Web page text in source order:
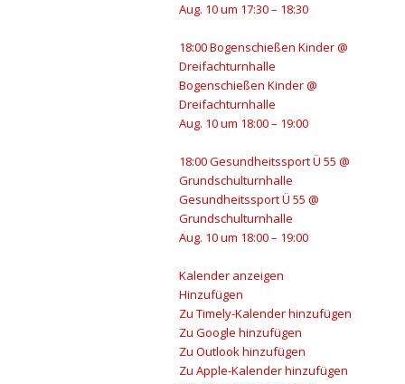
Aug. 10 um 17:30 – 18:30
18:00Bogenschießen Kinder@
Dreifachturnhalle
Bogenschießen Kinder@
Dreifachturnhalle
Aug. 10 um 18:00 – 19:00
18:00Gesundheitssport Ü 55@
Grundschulturnhalle
Gesundheitssport Ü 55 @
Grundschulturnhalle
Aug. 10 um 18:00 – 19:00
Kalender anzeigen
Hinzufügen
Zu Timely-Kalender hinzufügen
Zu Google hinzufügen
Zu Outlook hinzufügen
Zu Apple-Kalender hinzufügen